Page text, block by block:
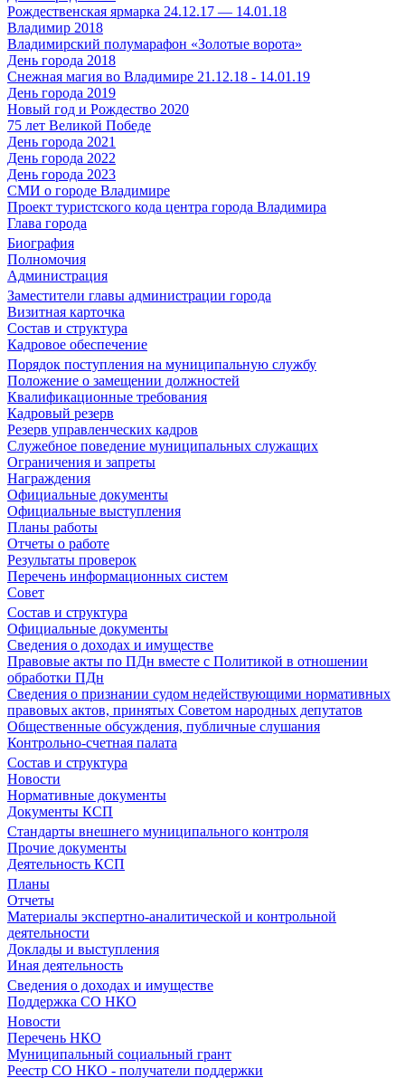
Рождественская ярмарка 24.12.17 — 14.01.18
Владимир 2018
Владимирский полумарафон «Золотые ворота»
День города 2018
Снежная магия во Владимире 21.12.18 - 14.01.19
День города 2019
Новый год и Рождество 2020
75 лет Великой Победе
День города 2021
День города 2022
День города 2023
СМИ о городе Владимире
Проект туристского кода центра города Владимира
Глава города
Биография
Полномочия
Администрация
Заместители главы администрации города
Визитная карточка
Состав и структура
Кадровое обеспечение
Порядок поступления на муниципальную службу
Положение о замещении должностей
Квалификационные требования
Кадровый резерв
Резерв управленческих кадров
Служебное поведение муниципальных служащих
Ограничения и запреты
Награждения
Официальные документы
Официальные выступления
Планы работы
Отчеты о работе
Результаты проверок
Перечень информационных систем
Совет
Состав и структура
Официальные документы
Сведения о доходах и имуществе
Правовые акты по ПДн вместе с Политикой в отношении
обработки ПДн
Сведения о признании судом недействующими нормативных
правовых актов, принятых Советом народных депутатов
Общественные обсуждения, публичные слушания
Контрольно-счетная палата
Состав и структура
Новости
Нормативные документы
Документы КСП
Стандарты внешнего муниципального контроля
Прочие документы
Деятельность КСП
Планы
Отчеты
Материалы экспертно-аналитической и контрольной
деятельности
Доклады и выступления
Иная деятельность
Сведения о доходах и имуществе
Поддержка СО НКО
Новости
Перечень НКО
Муниципальный социальный грант
Реестр СО НКО - получатели поддержки